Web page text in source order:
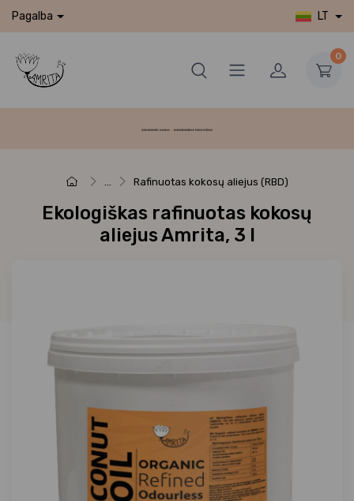
Pagalba LT
0
... Rafinuotas kokosų aliejus (RBD)
Ekologiškas rafinuotas kokosų
aliejus Amrita, 3 l